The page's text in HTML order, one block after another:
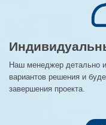
Наш менеджер детально
вариантов решения и
завершения проекта.